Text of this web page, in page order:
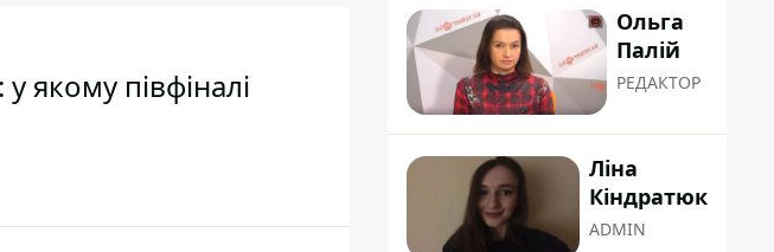
якому півфіналі
Ольга
Палій
РЕДАКТОР
Ліна
Кіндратюк
ADMIN